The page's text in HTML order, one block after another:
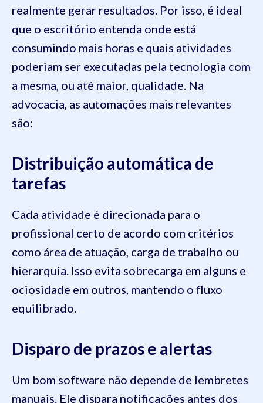
realmente gerar resultados. Por isso, é ideal
que o escritório entenda onde está
consumindo mais horas e quais atividades
poderiam ser executadas pela tecnologia com
a mesma, ou até maior, qualidade. Na
advocacia, as automações mais relevantes
são:
Distribuição automática de
tarefas
Cada atividade é direcionada para o
profissional certo de acordo com critérios
como área de atuação, carga de trabalho ou
hierarquia. Isso evita sobrecarga em alguns e
ociosidade em outros, mantendo o fluxo
equilibrado.
Disparo de prazos e alertas
Um bom software não depende de lembretes
manuais. Ele dispara notificações antes dos